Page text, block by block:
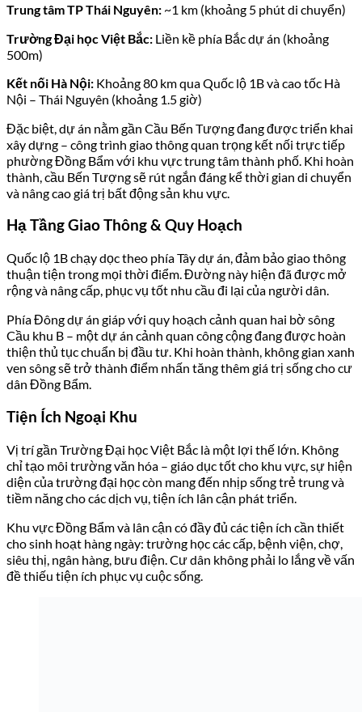
Trung tâm TP Thái Nguyên: ~1 km (khoảng 5 phút di chuyển)
Trường Đại học Việt Bắc: Liền kề phía Bắc dự án (khoảng
500m)
Kết nối Hà Nội: Khoảng 80 km qua Quốc lộ 1B và cao tốc Hà
Nội – Thái Nguyên (khoảng 1.5 giờ)
Đặc biệt, dự án nằm gần Cầu Bến Tượng đang được triển khai
xây dựng – công trình giao thông quan trọng kết nối trực tiếp
phường Đồng Bẩm với khu vực trung tâm thành phố. Khi hoàn
thành, cầu Bến Tượng sẽ rút ngắn đáng kể thời gian di chuyển
và nâng cao giá trị bất động sản khu vực.
Hạ Tầng Giao Thông & Quy Hoạch
Quốc lộ 1B chạy dọc theo phía Tây dự án, đảm bảo giao thông
thuận tiện trong mọi thời điểm. Đường này hiện đã được mở
rộng và nâng cấp, phục vụ tốt nhu cầu đi lại của người dân.
Phía Đông dự án giáp với quy hoạch cảnh quan hai bờ sông
Cầu khu B – một dự án cảnh quan công cộng đang được hoàn
thiện thủ tục chuẩn bị đầu tư. Khi hoàn thành, không gian xanh
ven sông sẽ trở thành điểm nhấn tăng thêm giá trị sống cho cư
dân Đồng Bẩm.
Tiện Ích Ngoại Khu
Vị trí gần Trường Đại học Việt Bắc là một lợi thế lớn. Không
chỉ tạo môi trường văn hóa – giáo dục tốt cho khu vực, sự hiện
diện của trường đại học còn mang đến nhịp sống trẻ trung và
tiềm năng cho các dịch vụ, tiện ích lân cận phát triển.
Khu vực Đồng Bẩm và lân cận có đầy đủ các tiện ích cần thiết
cho sinh hoạt hàng ngày: trường học các cấp, bệnh viện, chợ,
siêu thị, ngân hàng, bưu điện. Cư dân không phải lo lắng về vấn
đề thiếu tiện ích phục vụ cuộc sống.